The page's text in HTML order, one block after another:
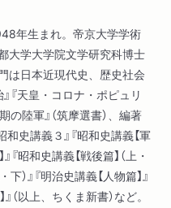
」による「反対」
干渉／組閣の開始／「所謂
退／小磯朝鮮軍司令官への
の怒りと大命拝辞／宇垣組
武官制
石原派中堅幕僚の抗争
閣本部／組閣本部と寺内陸
原派の隔離／石原派の追放
／林内閣組閣における中堅
年生まれ。帝京大学学術
大学大学院文学研究科博士
は日本近現代史、歴史社会
『天皇・コロナ・ポピュリ
の陸軍』（筑摩選書）、編著
和史講義３』『昭和史講義【軍
『昭和史講義【戦後篇】（上・
下）』『明治史講義【人物篇】』
（以上、ちくま新書）など。